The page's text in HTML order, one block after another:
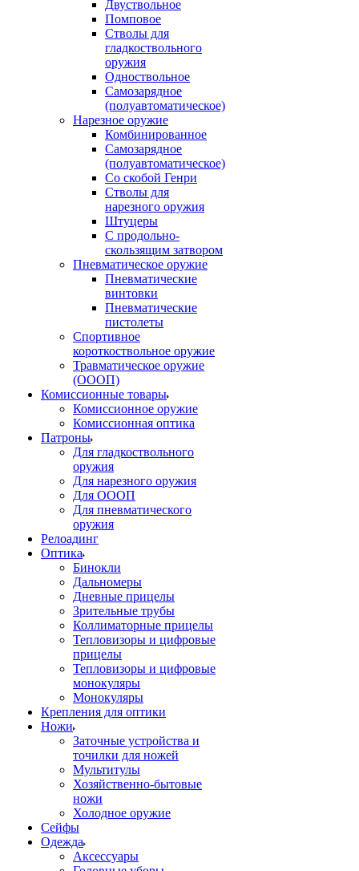
Двуствольное
Помповое
Стволы для
гладкоствольного
оружия
Одноствольное
Самозарядное
(полуавтоматическое)
Нарезное оружие
Комбинированное
Самозарядное
(полуавтоматическое)
Со скобой Генри
Стволы для
нарезного оружия
Штуцеры
С продольно-
скользящим затвором
Пневматическое оружие
Пневматические
винтовки
Пневматические
пистолеты
Спортивное
короткоствольное оружие
Травматическое оружие
(ОООП)
Комиссионные товары
Комиссионное оружие
Комиссионная оптика
Патроны
Для гладкоствольного
оружия
Для нарезного оружия
Для ОООП
Для пневматического
оружия
Релоадинг
Оптика
Бинокли
Дальномеры
Дневные прицелы
Зрительные трубы
Коллиматорные прицелы
Тепловизоры и цифровые
прицелы
Тепловизоры и цифровые
монокуляры
Монокуляры
Крепления для оптики
Ножи
Заточные устройства и
точилки для ножей
Мультитулы
Хозяйственно-бытовые
ножи
Холодное оружие
Сейфы
Одежда
Аксессуары